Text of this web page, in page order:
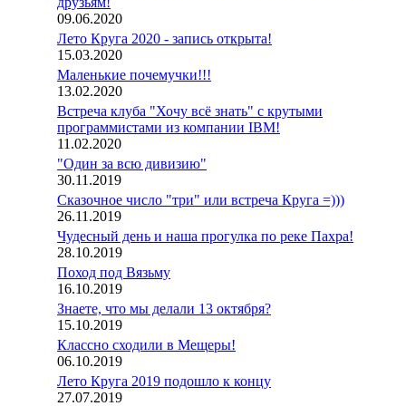
09.06.2020
Лето Круга 2020 - запись открыта!
15.03.2020
Маленькие почемучки!!!
13.02.2020
Встреча клуба "Хочу всё знать" с крутыми
программистами из компании IBM!
11.02.2020
"Один за всю дивизию"
30.11.2019
Сказочное число "три" или встреча Круга =)))
26.11.2019
Чудесный день и наша прогулка по реке Пахра!
28.10.2019
Поход под Вязьму
16.10.2019
Знаете, что мы делали 13 октября?
15.10.2019
Классно сходили в Мещеры!
06.10.2019
Лето Круга 2019 подошло к концу
27.07.2019